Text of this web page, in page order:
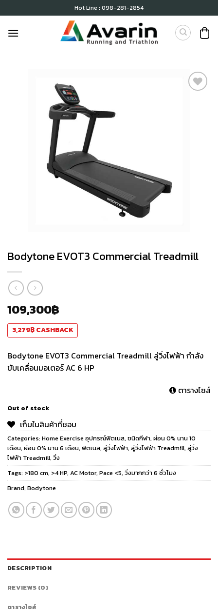
to
content
Hot Line : 098-281-2854
Bodytone EVOT3 Commercial Treadmill
109,300฿
3,279฿CASHBACK
Bodytone EVOT3 Commercial Treadmill ลู่วิ่งไฟฟ้า กำลัง
ขับเคลื่อนมอเตอร์ AC 6 HP
ตารางไซส์
Out of stock
เก็บในสินค้าที่ชอบ
Categories:Home Exercise อุปกรณ์ฟิตเนส, ชนิดกีฬา, ผ่อน 0% นาน 10
เดือน, ผ่อน 0% นาน 6 เดือน, ฟิตเนส, ลู่วิ่งไฟฟ้า, ลู่วิ่งไฟฟ้า Treadmill, ลู่วิ่ง
ไฟฟ้า Treadmill, วิ่ง
Tags: >180 cm, >4 HP, AC Motor, Pace <5, วิ่งมากกว่า 6 ชั่วโมง
Brand:Bodytone
DESCRIPTION
REVIEWS (0)
ตารางไซส์